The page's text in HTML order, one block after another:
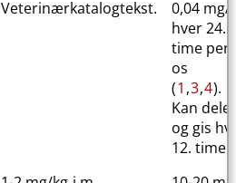
Veterinærkatalogtekst.
0,04 mg/
hver 24.
time per
os
(1 ,3,4).
Kan
og gis
12. time.